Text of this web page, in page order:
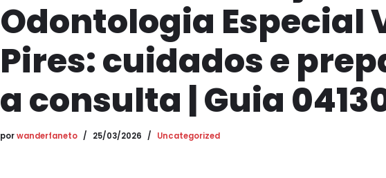
Odontologia Especial
Pires: cuidados e
a consulta | Guia
porwanderfaneto 25/03/2026 Uncategorized